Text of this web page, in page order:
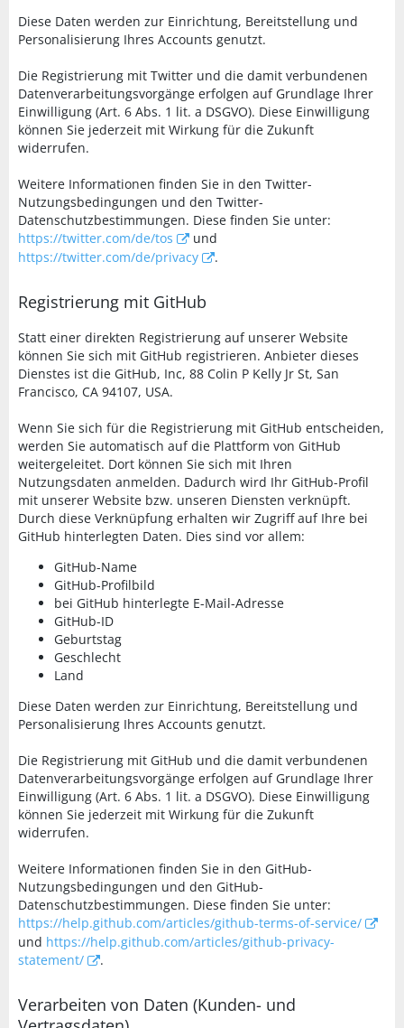
Diese Daten werden zur Einrichtung, Bereitstellung und
Personalisierung Ihres Accounts genutzt.
Die Registrierung mit Twitter und die damit verbundenen
Datenverarbeitungsvorgänge erfolgen auf Grundlage Ihrer
Einwilligung (Art. 6 Abs. 1 lit. a DSGVO). Diese Einwilligung
können Sie jederzeit mit Wirkung für die Zukunft
widerrufen.
Weitere Informationen finden Sie in den Twitter-
Nutzungsbedingungen und den Twitter-
Datenschutzbestimmungen. Diese finden Sie unter:
https://twitter.com/de/tos
und
https://twitter.com/de/privacy
.
Registrierung mit GitHub
Statt einer direkten Registrierung auf unserer Website
können Sie sich mit GitHub registrieren. Anbieter dieses
Dienstes ist die GitHub, Inc, 88 Colin P Kelly Jr St, San
Francisco, CA 94107, USA.
Wenn Sie sich für die Registrierung mit GitHub entscheiden,
werden Sie automatisch auf die Plattform von GitHub
weitergeleitet. Dort können Sie sich mit Ihren
Nutzungsdaten anmelden. Dadurch wird Ihr GitHub-Profil
mit unserer Website bzw. unseren Diensten verknüpft.
Durch diese Verknüpfung erhalten wir Zugriff auf Ihre bei
GitHub hinterlegten Daten. Dies sind vor allem:
GitHub-Name
GitHub-Profilbild
bei GitHub hinterlegte E-Mail-Adresse
GitHub-ID
Geburtstag
Geschlecht
Land
Diese Daten werden zur Einrichtung, Bereitstellung und
Personalisierung Ihres Accounts genutzt.
Die Registrierung mit GitHub und die damit verbundenen
Datenverarbeitungsvorgänge erfolgen auf Grundlage Ihrer
Einwilligung (Art. 6 Abs. 1 lit. a DSGVO). Diese Einwilligung
können Sie jederzeit mit Wirkung für die Zukunft
widerrufen.
Weitere Informationen finden Sie in den GitHub-
Nutzungsbedingungen und den GitHub-
Datenschutzbestimmungen. Diese finden Sie unter:
https://help.github.com/articles/github-terms-of-service/
und https://help.github.com/articles/github-privacy-
statement/
.
Verarbeiten von Daten (Kunden- und